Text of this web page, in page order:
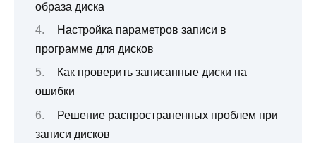
образа диска
Настройка параметров записи в
программе для дисков
Как проверить записанные диски на
ошибки
Решение распространенных проблем при
записи дисков